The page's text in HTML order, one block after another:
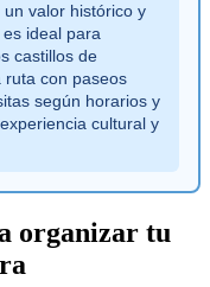
valor histórico y
ideal para
castillos de
ruta con paseos
según horarios y
cultural y
organizar tu